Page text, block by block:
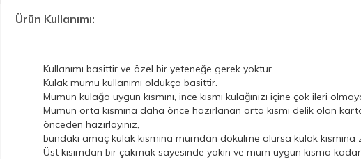
Ürün Kullanımı:
Kullanımı basittir ve özel bir yeteneğe gerek yoktur.
Kulak mumu kullanımı oldukça basittir.
Mumun kulağa uygun kısmını, ince kısmı kulağınızı içine çok ileri
Mumun orta kısmına daha önce hazırlanan orta kısmı delik olan
önceden hazırlayınız,
bundaki amaç kulak kısmına mumdan dökülme olursa kulak
Üst kısımdan bir çakmak sayesinde yakın ve mum uygun kısma